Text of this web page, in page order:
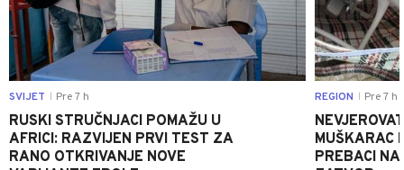
SVIJET Pre 7 h
RUSKI STRUČNJACI POMAŽU U
AFRICI: RAZVIJEN PRVI TEST ZA
RANO OTKRIVANJE NOVE
REGION Pre 7 h
MUŠKARAC
PREBACI